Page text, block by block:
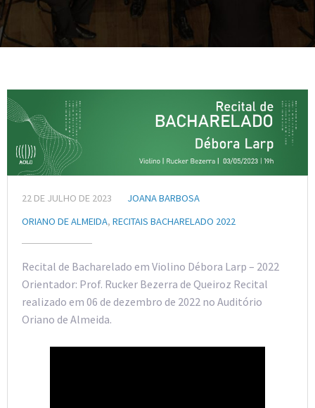
22 DE JULHO DE 2023
JOANA BARBOSA
ORIANO DE ALMEIDA, RECITAIS BACHARELADO 2022
Recital de Bacharelado em Violino Débora Larp – 2022
Orientador: Prof. Rucker Bezerra de Queiroz Recital
realizado em 06 de dezembro de 2022 no Auditório
Oriano de Almeida.